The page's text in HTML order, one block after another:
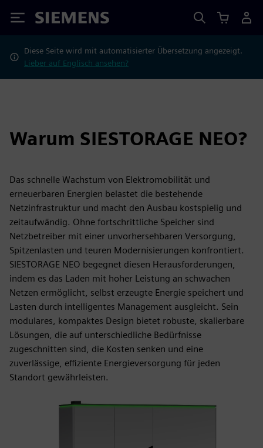
Siemens
Diese Seite wird mit automatisierter Übersetzung angezeigt.
Lieber auf Englisch ansehen?
Warum SIESTORAGE NEO?
Das schnelle Wachstum von Elektromobilität und
erneuerbaren Energien belastet die bestehende
Netzinfrastruktur und macht den Ausbau kostspielig und
zeitaufwändig. Ohne fortschrittliche Speicher sind
Netzbetreiber mit einer unvorhersehbaren Versorgung,
Spitzenlasten und teuren Modernisierungen konfrontiert.
SIESTORAGE NEO begegnet diesen Herausforderungen,
indem es das Laden mit hoher Leistung an schwachen
Netzen ermöglicht, selbst erzeugte Energie speichert und
Lasten durch intelligentes Management ausgleicht. Sein
modulares, kompaktes Design bietet robuste, skalierbare
Lösungen, die auf unterschiedliche Bedürfnisse
zugeschnitten sind, die Kosten senken und eine
zuverlässige, effiziente Energieversorgung für jeden
Standort gewährleisten.